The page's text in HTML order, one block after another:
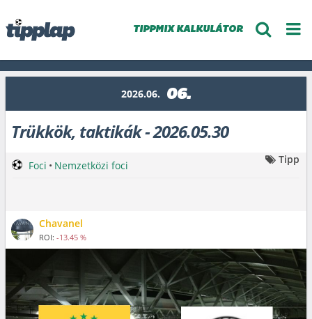
TIPPMIX KALKULÁTOR
2026.06. 06.
Trükkök, taktikák - 2026.05.30
Chavanel
ROI: -13.45 %
Foci • Nemzetközi foci Tipp